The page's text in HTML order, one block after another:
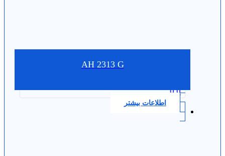
AH 2313 G
0.0
اطلاعات بیشتر